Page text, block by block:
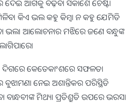
ଦେଇ ଆଗକୁ ବଢ଼ିବା ସକାଶେ ଚେଷ୍ଟା
କିଏ ଭଲ କହୁ କିମ୍ବା ନ କହୁ ଯେମିତି
ଭଲ। ଆଲୋଚନାର ମଝିରେ ଜଣେ ବନ୍ଧୁଙ୍କ
ଦିଗରେ କେତେକାଂଶରେ ସଫଳତା
ବୁଝାମଣା ନେଇ ଅଶାନ୍ତିକର ପରିସ୍ଥିତି
ବାନ୍ଧବୀଙ୍କ ମିଥ୍ୟା ପ୍ରତିଶ୍ରୁତି ଉପରେ ଭରସା